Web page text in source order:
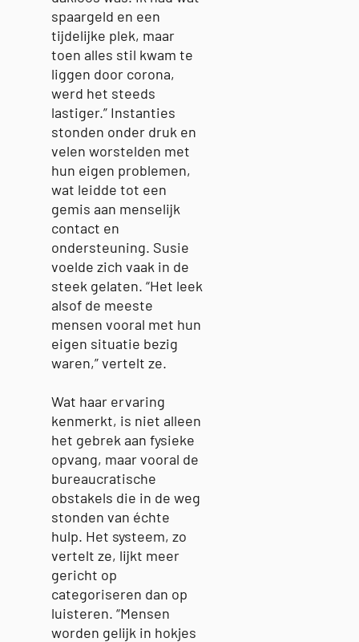
spaargeld en een
tijdelijke plek, maar
toen alles stil kwam te
liggen door corona,
werd het steeds
lastiger.” Instanties
stonden onder druk en
velen worstelden met
hun eigen problemen,
wat leidde tot een
gemis aan menselijk
contact en
ondersteuning. Susie
voelde zich vaak in de
steek gelaten. “Het leek
alsof de meeste
mensen vooral met hun
eigen situatie bezig
waren,” vertelt ze.
Wat haar ervaring
kenmerkt, is niet alleen
het gebrek aan fysieke
opvang, maar vooral de
bureaucratische
obstakels die in de weg
stonden van échte
hulp. Het systeem, zo
vertelt ze, lijkt meer
gericht op
categoriseren dan op
luisteren. “Mensen
worden gelijk in hokjes